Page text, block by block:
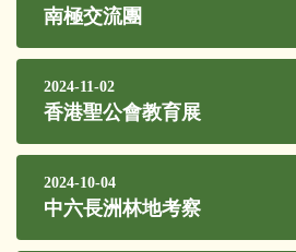
南極交流團
2024-11-02
香港聖公會教育展
2024-10-04
中六長洲林地考察